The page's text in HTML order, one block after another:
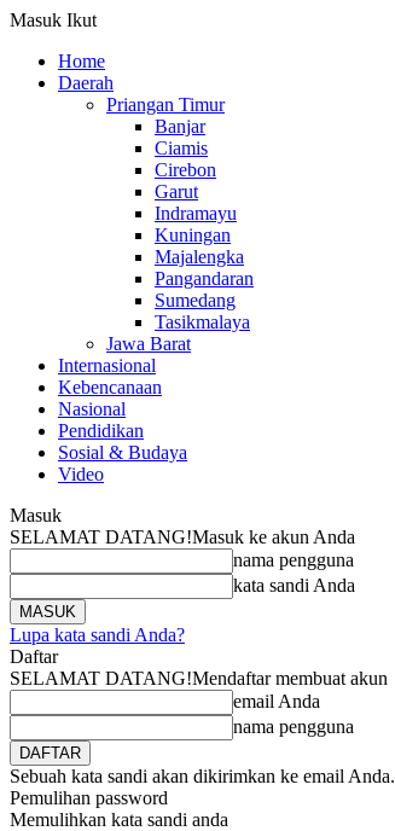
Masuk Ikut
Home
Daerah
Priangan Timur
Banjar
Ciamis
Cirebon
Garut
Indramayu
Kuningan
Majalengka
Pangandaran
Sumedang
Tasikmalaya
Jawa Barat
Internasional
Kebencanaan
Nasional
Pendidikan
Sosial & Budaya
Video
Masuk
SELAMAT DATANG!Masuk ke akun Anda
nama pengguna
kata sandi Anda
Lupa kata sandi Anda?
Daftar
SELAMAT DATANG!Mendaftar membuat akun
email Anda
nama pengguna
Sebuah kata sandi akan dikirimkan ke email Anda.
Pemulihan password
Memulihkan kata sandi anda